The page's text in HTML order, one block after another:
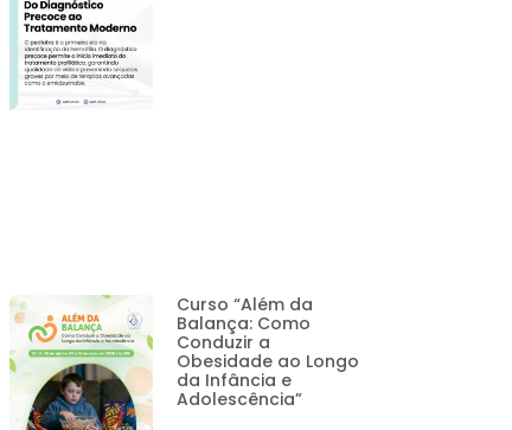
Curso “Além da
Balança: Como
Conduzir a
Obesidade ao Longo
da Infância e
Adolescência”